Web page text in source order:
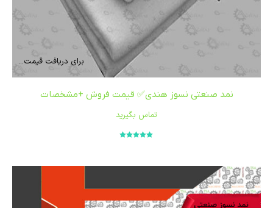
برای دریافت قیمت...
نمد صنعتی نسوز هندی✅ قیمت فروش +مشخصات
تماس بگیرید